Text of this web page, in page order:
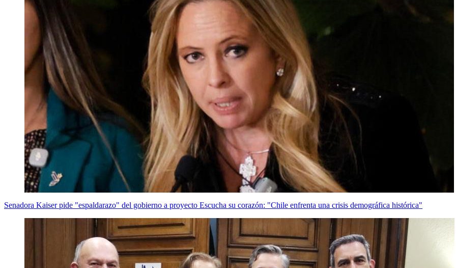
Senadora Kaiser pide "espaldarazo" del gobierno a proyecto Escucha su corazón: "Chile enfrenta una crisis demográfica histórica"